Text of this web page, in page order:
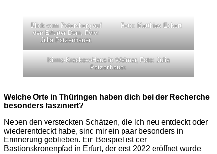
Blick vom Petersberg auf
den Erfurter Dom, Foto:
Julia Patzenhauer.
Foto: Matthias Eckert
Kirms-Krackow-Haus in Weimar, Foto: Julia
Patzenhauer.
Welche Orte in Thüringen haben dich bei der Recherche
besonders fasziniert?
Neben den versteckten Schätzen, die ich neu entdeckt oder
wiederentdeckt habe, sind mir ein paar besonders in
Erinnerung geblieben. Ein Beispiel ist der
Bastionskronenpfad in Erfurt, der erst 2022 eröffnet wurde